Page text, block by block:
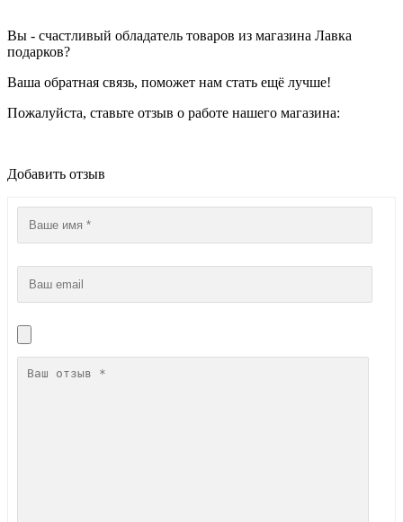
Вы - счастливый обладатель товаров из магазина Лавка
подарков?
Ваша обратная связь, поможет нам стать ещё лучше!
Пожалуйста, ставьте отзыв о работе нашего магазина:
Добавить отзыв